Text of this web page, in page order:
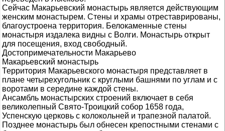
Сейчас Макарьевский монастырь является действующим
женским монастырем. Стены и храмы отреставрированы,
благоустроена территория. Белокаменные стены
монастыря издалека видны с Волги. Монастырь открыт
для посещения, вход свободный.
Достопримечательности Макарьево
Макарьевский монастырь
Территория Макарьевского монастыря представляет в
плане четырехугольник с круглыми башнями по углам и с
воротами в середине каждой стены.
Ансамбль монастырских строений включает в себя
великолепный Свято-Троицкий собор 1658 года,
Успенскую церковь с колокольней и трапезной палатой.
Позднее монастырь был обнесен крепостными стенами с